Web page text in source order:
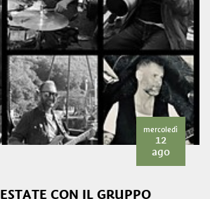
mercoledì
12
ago
CON IL GRUPPO